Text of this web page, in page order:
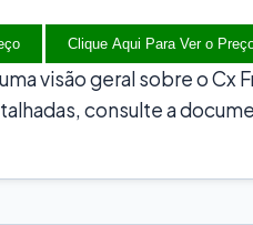
Clique Aqui Para Ver o
visão geral sobre o Cx
consulte a